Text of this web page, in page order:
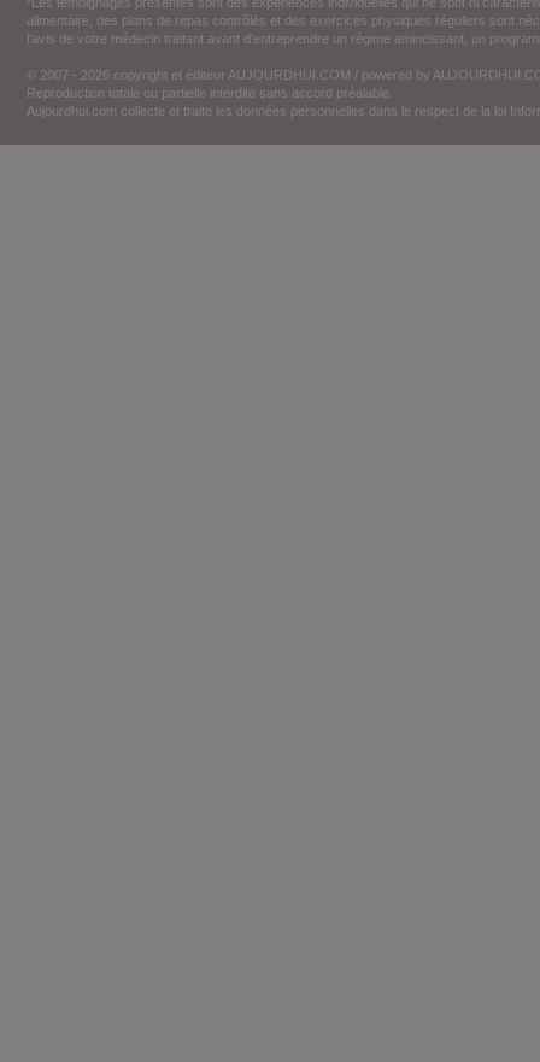
alimentaire, des plans de repas contrôlés et des exercices physiques réguliers sont
l'avis de votre médecin traitant avant d'entreprendre un régime amincissant, un
© 2007 - 2026 copyright et éditeur AUJOURDHUI.COM / powered by
Reproduction totale ou partielle interdite sans accord préalable.
Aujourdhui.com collecte et traite les données personnelles dans le respect de la loi